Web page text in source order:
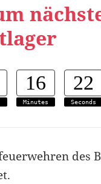
16
Minutes
22
Seconds
des